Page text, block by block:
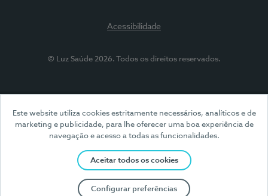
Este website utiliza cookies estritamente necessários, analíticos e de
marketing e publicidade, para lhe oferecer uma boa experiência de
navegação e acesso a todas as funcionalidades.
Aceitar todos os cookies
Configurar preferências
Acessibilidade
© Luz Saúde 2026. Todos os direitos reservados.